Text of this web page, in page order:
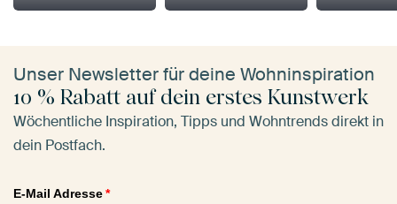
Unser Newsletter für deine Wohninspiration
10 % Rabatt auf dein erstes Kunstwerk
Wöchentliche Inspiration, Tipps und Wohntrends direkt in
dein Postfach.
E-Mail Adresse*